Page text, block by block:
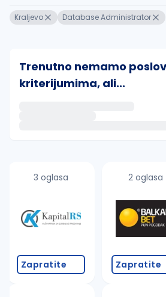
Kraljevo Database Administrator
Trenutno nemamo
kriterijumima, ali...
Takođe možete da:
proverite pravopisne
promenite odabrane
3 oglasa
Zapratite
2 oglasa
Zapratite